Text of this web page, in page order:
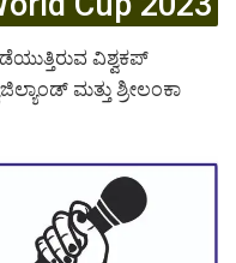
ವಿಶ್ವಕಪ್‌
ಮತ್ತು ಶ್ರೀಲಂಕಾ